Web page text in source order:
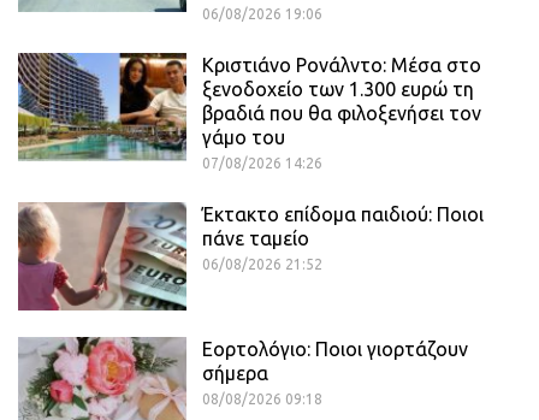
06/08/2026 19:06
Κριστιάνο Ρονάλντο: Μέσα στο
ξενοδοχείο των 1.300 ευρώ τη
βραδιά που θα φιλοξενήσει τον
γάμο του
07/08/2026 14:26
Έκτακτο επίδομα παιδιού: Ποιοι
πάνε ταμείο
06/08/2026 21:52
Εορτολόγιο: Ποιοι γιορτάζουν
σήμερα
08/08/2026 09:18